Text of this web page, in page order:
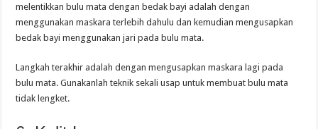
melentikkan bulu mata dengan bedak bayi adalah dengan
menggunakan maskara terlebih dahulu dan kemudian mengusapkan
bedak bayi menggunakan jari pada bulu mata.
Langkah terakhir adalah dengan mengusapkan maskara lagi pada
bulu mata. Gunakanlah teknik sekali usap untuk membuat bulu mata
tidak lengket.